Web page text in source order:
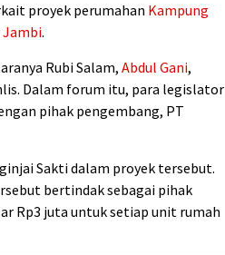
proyek perumahan Kampung
Jambi.
Rubi Salam, Abdul Gani,
Dalam forum itu, para legislator
pihak pengembang, PT
Sakti dalam proyek tersebut.
bertindak sebagai pihak
Rp3 juta untuk setiap unit rumah